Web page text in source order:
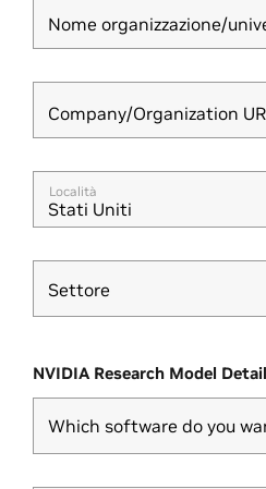
Nome organizzazione/
Company/Organization
Località
Stati Uniti
Settore
Settore
NVIDIA Research Model
Which software do you